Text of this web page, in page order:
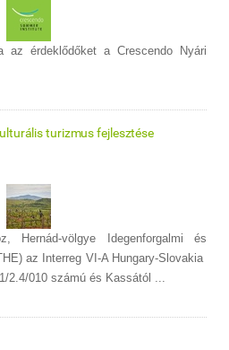
az érdeklődőket a Crescendo Nyári
turizmus fejlesztése
Hernád-völgye Idegenforgalmi és
az Interreg VI-A Hungary-Slovakia
2.4/010 számú és Kassától ...